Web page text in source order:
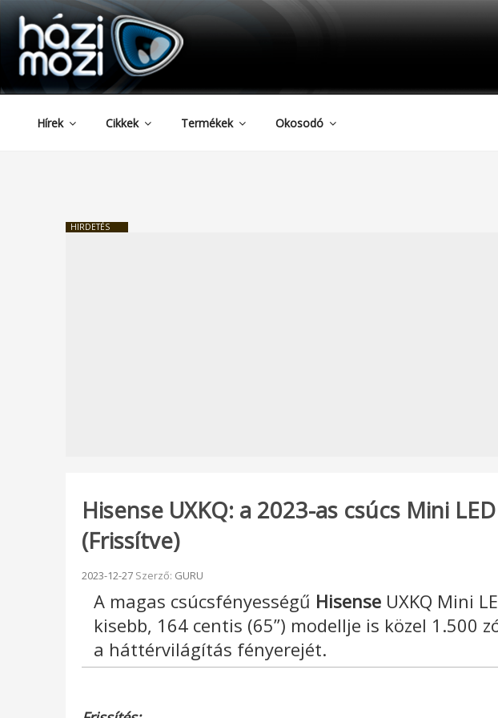
Tartalomhoz
HAZIMOZI
Hírek Cikkek Termékek Okosodó
HIRDETÉS
Hisense UXKQ: a 2023-as csúcs Mini
(Frissítve)
Beküldve:
2023-12-27 Szerző: GURU
A magas csúcsfényességű Hisense UXKQ Mini
kisebb, 164 centis (65”) modellje is közel 1.500
a háttérvilágítás fényerejét.